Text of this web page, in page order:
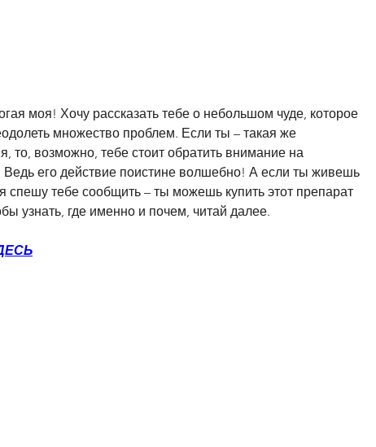
моя! Хочу рассказать тебе о небольшом чуде, которое
множество проблем. Если ты – такая же
то, возможно, тебе стоит обратить внимание на
Ведь его действие поистине волшебно! А если ты живешь
спешу тебе сообщить – ты можешь купить этот препарат
узнать, где именно и почем, читай далее.